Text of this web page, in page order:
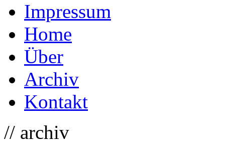
Impressum
Home
Über
Archiv
Kontakt
// archiv